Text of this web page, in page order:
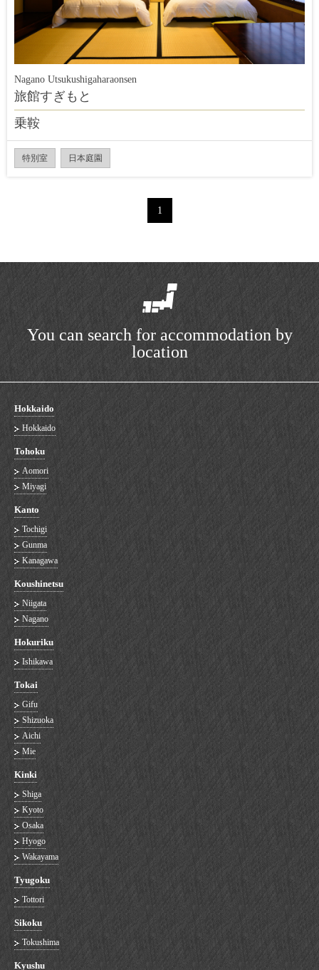
Nagano Utsukushigaharaonsen
旅館すぎもと
乗鞍
特別室 日本庭園
1
You can search for accommodation by
location
Hokkaido
Hokkaido
Tohoku
Aomori
Miyagi
Kanto
Tochigi
Gunma
Kanagawa
Koushinetsu
Niigata
Nagano
Hokuriku
Ishikawa
Tokai
Gifu
Shizuoka
Aichi
Mie
Kinki
Shiga
Kyoto
Osaka
Hyogo
Wakayama
Tyugoku
Tottori
Sikoku
Tokushima
Kyushu